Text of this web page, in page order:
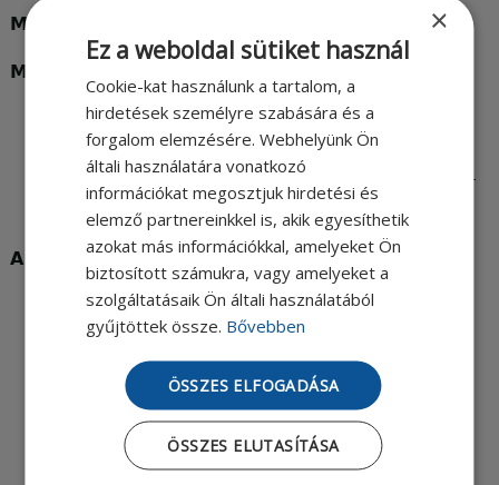
Megközelíthetőség tömegközlekedéssel:
Metro:
Népliget buszállomástól az M3-as metró
Kőbánya-Kispest felé
Nyugati-pályaudvartól az M3-as metró Kőbánya-
Kispest felé
A metrótól:
Az M3-as metró Határ úti állomástól az 50-es
villamossal a Szarvascsárda térig, onnét a
Rendőrség és a Panda üzletház oldalában (a
Szarvascsárda tér nevű kis utcában) 100 méter
séta: Czuczor Gergely u. 2., Meteo Klinika
Az M3-as metró Kőbánya-Kispest állomástól a
182-es, 184-es, 282E-es, 284E-es vagy a 93-as
×
Ez a weboldal sütiket használ
Cookie-kat használunk a tartalom, a
hirdetések személyre szabására és a
forgalom elemzésére. Webhelyünk Ön
általi használatára vonatkozó
információkat megosztjuk hirdetési és
elemző partnereinkkel is, akik egyesíthetik
azokat más információkkal, amelyeket Ön
biztosított számukra, vagy amelyeket a
szolgáltatásaik Ön általi használatából
gyűjtöttek össze. Bővebben
ÖSSZES ELFOGADÁSA
ÖSSZES ELUTASÍTÁSA